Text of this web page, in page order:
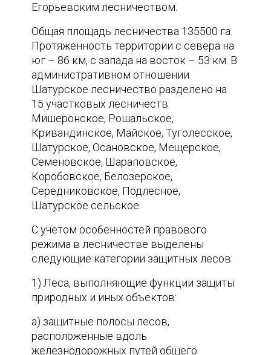
Егорьевским лесничеством.
Общая площадь лесничества 135500 га.
Протяженность территории с севера на
юг – 86 км, с запада на восток – 53 км. В
административном отношении
Шатурское лесничество разделено на
15 участковых лесничеств:
Мишеронское, Рошальское,
Кривандинское, Майское, Туголесское,
Шатурское, Осановское, Мещерское,
Семеновское, Шараповское,
Коробовское, Белозерское,
Середниковское, Подлесное,
Шатурское сельское.
С учетом особенностей правового
режима в лесничестве выделены
следующие категории защитных лесов:
1) Леса, выполняющие функции защиты
природных и иных объектов:
а) защитные полосы лесов,
расположенные вдоль
железнодорожных путей общего